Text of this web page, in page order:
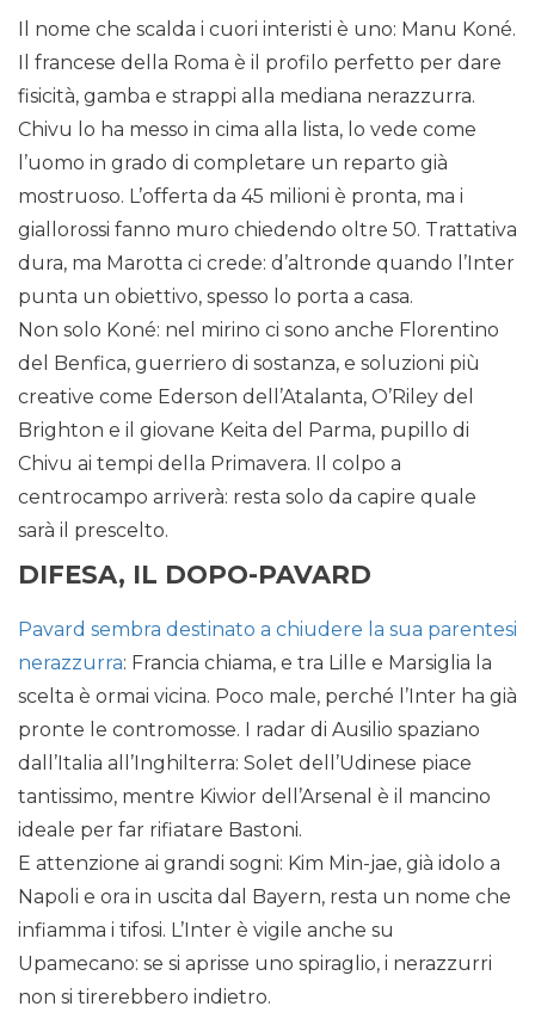
Il nome che scalda i cuori interisti è uno: Manu Koné.
Il francese della Roma è il profilo perfetto per dare
fisicità, gamba e strappi alla mediana nerazzurra.
Chivu lo ha messo in cima alla lista, lo vede come
l’uomo in grado di completare un reparto già
mostruoso. L’offerta da 45 milioni è pronta, ma i
giallorossi fanno muro chiedendo oltre 50. Trattativa
dura, ma Marotta ci crede: d’altronde quando l’Inter
punta un obiettivo, spesso lo porta a casa.
Non solo Koné: nel mirino ci sono anche Florentino
del Benfica, guerriero di sostanza, e soluzioni più
creative come Ederson dell’Atalanta, O’Riley del
Brighton e il giovane Keita del Parma, pupillo di
Chivu ai tempi della Primavera. Il colpo a
centrocampo arriverà: resta solo da capire quale
sarà il prescelto.
DIFESA, IL DOPO-PAVARD
Pavard sembra destinato a chiudere la sua parentesi
nerazzurra: Francia chiama, e tra Lille e Marsiglia la
scelta è ormai vicina. Poco male, perché l’Inter ha già
pronte le contromosse. I radar di Ausilio spaziano
dall’Italia all’Inghilterra: Solet dell’Udinese piace
tantissimo, mentre Kiwior dell’Arsenal è il mancino
ideale per far rifiatare Bastoni.
E attenzione ai grandi sogni: Kim Min-jae, già idolo a
Napoli e ora in uscita dal Bayern, resta un nome che
infiamma i tifosi. L’Inter è vigile anche su
Upamecano: se si aprisse uno spiraglio, i nerazzurri
non si tirerebbero indietro.